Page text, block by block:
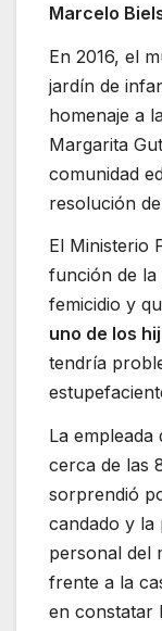
Marcelo
En 2016, el
jardín de
homenaje a
Margarita
comunidad
resolución
El Ministerio
función de la
femicidio y
uno de los
tendría
La empleada
cerca de las
sorprendió
candado y la
personal del
frente a la
en constatar